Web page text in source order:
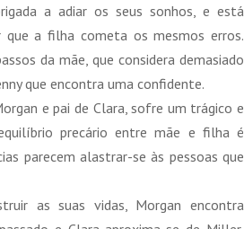
a adiar os seus sonhos, e está
que a filha cometa os mesmos erros.
da mãe, que considera demasiado
que encontra uma confidente.
e pai de Clara, sofre um trágico e
precário entre mãe e filha é
parecem alastrar-se às pessoas que
as suas vidas, Morgan encontra